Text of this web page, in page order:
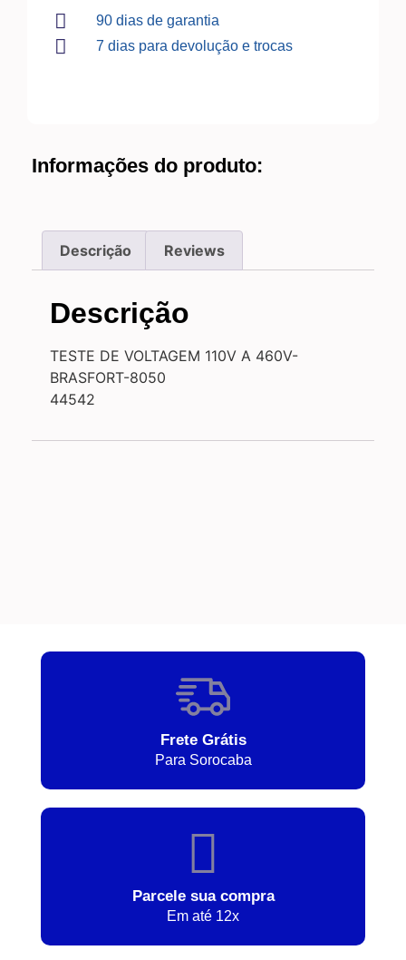
90 dias de garantia
7 dias para devolução e trocas
Informações do produto:
Descrição Reviews
Descrição
TESTE DE VOLTAGEM 110V A 460V-
BRASFORT-8050
44542
Frete Grátis
Para Sorocaba
Parcele sua compra
Em até 12x